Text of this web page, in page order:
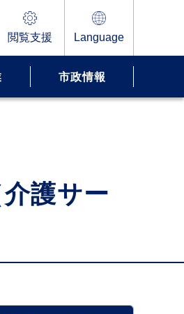
閲覧支援 Language
市政情報
護サー